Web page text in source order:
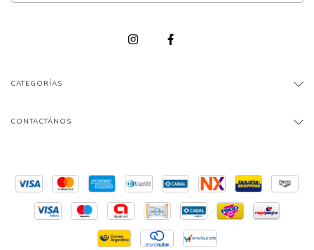
CATEGORÍAS
CONTACTÁNOS